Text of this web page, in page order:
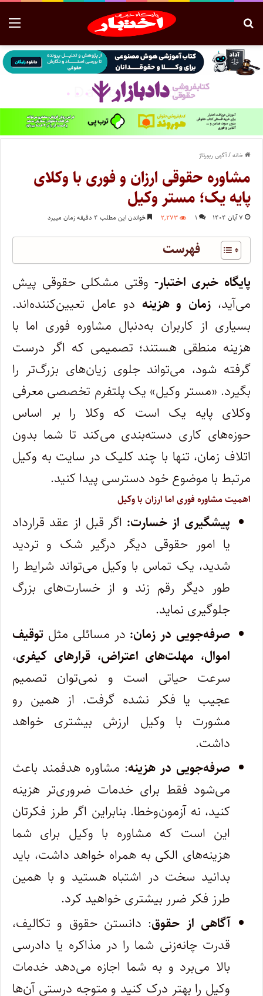
خانه/آگهی رپورتاژ
مشاوره حقوقی ارزان و فوری با وکلای
پایه یک؛ مستر وکیل
۷ آبان ۱۴۰۴ ۱ ۲,۲۷۳ خواندن این مطلب ۴ دقیقه زمان میبرد
فهرست
پایگاه خبری اختبار- وقتی مشکلی حقوقی پیش
می‌آید، زمان و هزینه دو عامل تعیین‌کننده‌اند.
بسیاری از کاربران به‌دنبال مشاوره فوری اما با
هزینه منطقی هستند؛ تصمیمی که اگر درست
گرفته شود، می‌تواند جلوی زیان‌های بزرگ‌تر را
بگیرد. «مستر وکیل» یک پلتفرم تخصصی معرفی
وکلای پایه یک است که وکلا را بر اساس
حوزه‌های کاری دسته‌بندی می‌کند تا شما بدون
اتلاف زمان، تنها با چند کلیک در سایت به وکیل
مرتبط با موضوع خود دسترسی پیدا کنید.
اهمیت مشاوره فوری اما ارزان با وکیل
پیشگیری از خسارت: اگر قبل از عقد قرارداد
یا امور حقوقی دیگر درگیر شک و تردید
شدید، یک تماس با وکیل می‌تواند شرایط را
طور دیگر رقم زند و از خسارت‌های بزرگ
جلوگیری نماید.
صرفه‌جویی در زمان: در مسائلی مثل توقیف
اموال، مهلت‌های اعتراض، قرارهای کیفری،
سرعت حیاتی است و نمی‌‌توان تصمیم
عجیب یا فکر نشده گرفت. از همین رو
مشورت با وکیل ارزش بیشتری خواهد
داشت.
صرفه‌جویی در هزینه: مشاوره هدفمند باعث
می‌شود فقط برای خدمات ضروری‌تر هزینه
کنید، نه آزمون‌وخطا. بنابراین اگر طرز فکرتان
این است که مشاوره با وکیل برای شما
هزینه‌های الکی به همراه خواهد داشت، باید
بدانید سخت در اشتباه هستید و با همین
طرز فکر ضرر بیشتری خواهید کرد.
آگاهی از حقوق: دانستن حقوق و تکالیف،
قدرت چانه‌زنی شما را در مذاکره یا دادرسی
بالا می‌برد و به شما اجازه می‌دهد خدمات
وکیل را بهتر درک کنید و متوجه درستی آن‌ها